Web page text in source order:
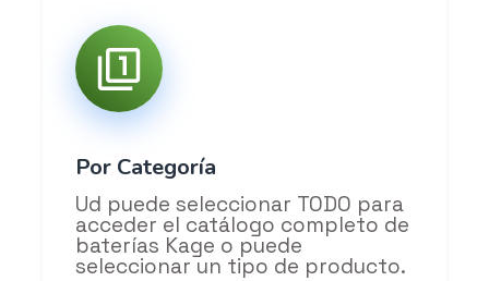
Por Categoría
Ud puede seleccionar TODO para
acceder el catálogo completo de
baterías Kage o puede
seleccionar un tipo de producto.